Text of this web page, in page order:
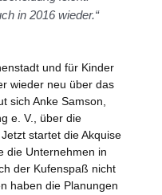
in 2016 wieder.“
und für Kinder
wieder neu über das
sich Anke Samson,
e. V., über die
startet die Akquise
die Unternehmen in
der Kufenspaß nicht
haben die Planungen